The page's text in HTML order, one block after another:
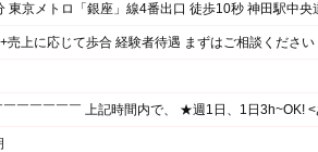
売上に応じて歩合 経験者待遇 まずはご相談ください